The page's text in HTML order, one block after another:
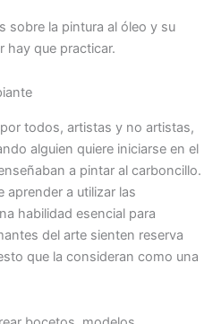
sobre la pintura al óleo y su
hay que practicar.
todos, artistas y no artistas,
alguien quiere iniciarse en el
a pintar al carboncillo.
aprender a utilizar las
habilidad esencial para
del arte sienten reserva
que la consideran como una